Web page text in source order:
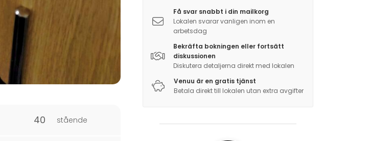
40 stående
Få svar snabbt i din mailkorg
Lokalen svarar vanligen inom en
arbetsdag
Bekräfta bokningen eller fortsätt
diskussionen
Diskutera detaljerna direkt med lokalen
Venuu är en gratis tjänst
Betala direkt till lokalen utan extra avgifter